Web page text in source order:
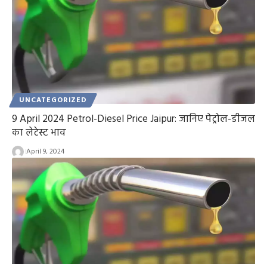
UNCATEGORIZED
9 April 2024 Petrol-Diesel Price Jaipur: जानिए पेट्रोल-डीजल
का लेटेस्ट भाव
April 9, 2024